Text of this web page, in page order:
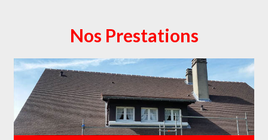
Nos Prestations